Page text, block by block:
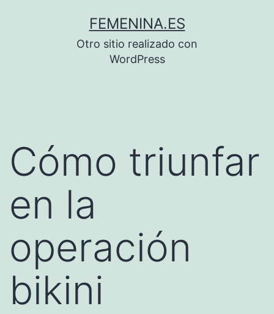
FEMENINA.ES
Otro sitio realizado con
WordPress
Cómo triunfar
en la
operación
bikini